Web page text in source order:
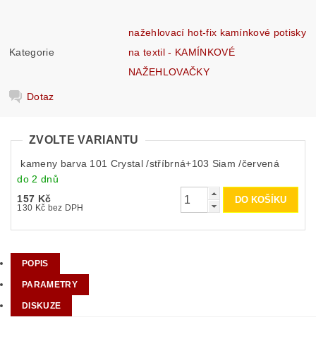
Kategorie
nažehlovací hot-fix kamínkové potisky
na textil - KAMÍNKOVÉ
NAŽEHLOVAČKY
Dotaz
ZVOLTE VARIANTU
kameny barva 101 Crystal /stříbrná+103 Siam /červená
do 2 dnů
157 Kč
130 Kč bez DPH
POPIS
PARAMETRY
DISKUZE